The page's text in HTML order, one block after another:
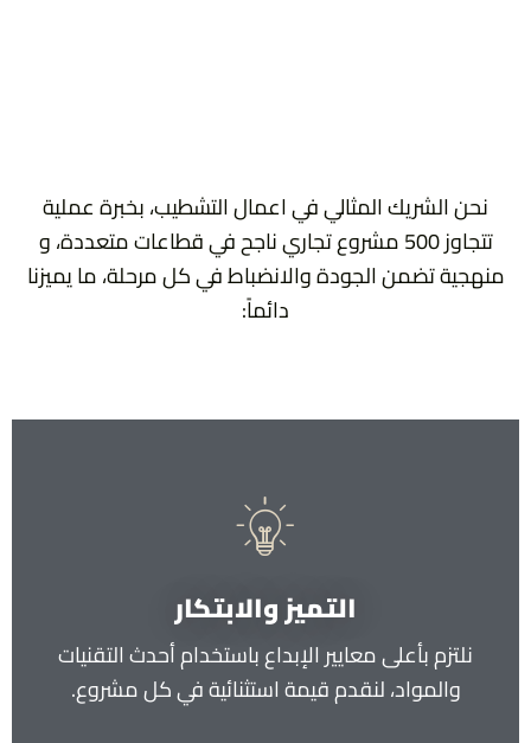
نحن الشريك المثالي في اعمال التشطيب، بخبرة عملية
تتجاوز 500 مشروع تجاري ناجح في قطاعات متعددة، و
منهجية تضمن الجودة والانضباط في كل مرحلة، ما يميزنا
دائماً:
التميز والابتكار
نلتزم بأعلى معايير الإبداع باستخدام أحدث التقنيات
والمواد، لنقدم قيمة استثنائية في كل مشروع.